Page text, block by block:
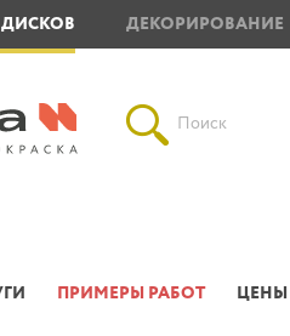
ДИСКОВ ДЕКОРИРОВАНИЕ
Поиск
ПРИМЕРЫ РАБОТ ЦЕНЫ